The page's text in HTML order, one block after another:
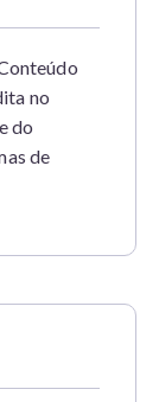
no
do
de